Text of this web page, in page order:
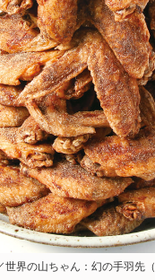
世界の山ちゃん：幻の手羽先